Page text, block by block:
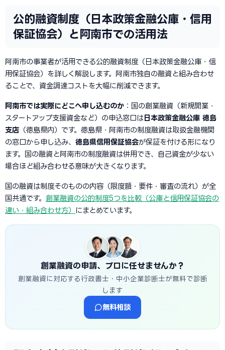
公的融資制度（日本政策金融公庫・信用
保証協会）と阿南市での活用法
阿南市の事業者が活用できる公的融資制度（日本政策金融公庫・信
用保証協会）を詳しく解説します。阿南市独自の融資と組み合わせ
ることで、資金調達コストを大幅に削減できます。
阿南市では実際にどこへ申し込むのか ：国の創業融資（新規開業・
スタートアップ支援資金など）の申込窓口は 日本政策金融公庫 徳島
支店 （徳島県内）です。徳島県・阿南市の制度融資は取扱金融機関
の窓口から申し込み、 徳島県信用保証協会が保証を付ける形になり
ます。国の融資と阿南市の制度融資は併用でき、自己資金が少ない
場合ほど組み合わせる意味が大きくなります。
国の融資は制度そのものの内容（限度額・要件・審査の流れ）が全
国共通です。 創業融資の公的制度5つを比較（公庫と信用保証協会の
違い・組み合わせ方） にまとめています。
創業融資の申請、プロに任せませんか？
創業融資に対応する行政書士・中小企業診断士が無料で診断
します
無料相談